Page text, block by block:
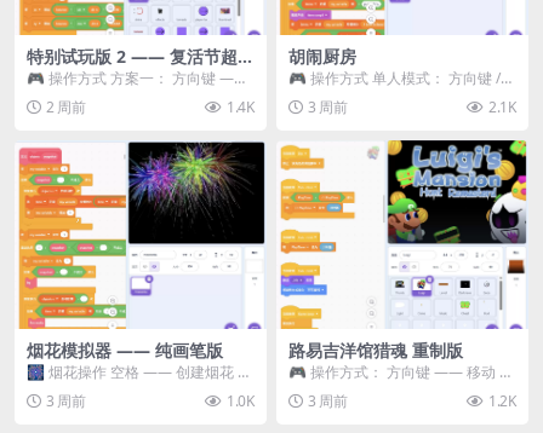
特别试玩版 2 —— 复活节超级
卡丁车赛
🎮 操作方式 方案一： 方向键 ——
移动 Z —— 跳跃 / 漂移 方案二： ...
2 周前 1.4K
胡闹厨房
🎮 操作方式 单人模式： 方向键 /
WASD —— 移动 Z / K —— 抓...
3 周前 2.1K
烟花模拟器 —— 纯画笔版
🎆 烟花操作 空格 —— 创建烟花 1
~ 3 —— 切换烟花类型 普通烟花
嘶...3 周前 1.0K
路易吉洋馆猎魂 重制版
🎮 操作方式： 方向键 —— 移动 &
跳跃 空格 —— 打开宝箱 将你...
3 周前 1.2K